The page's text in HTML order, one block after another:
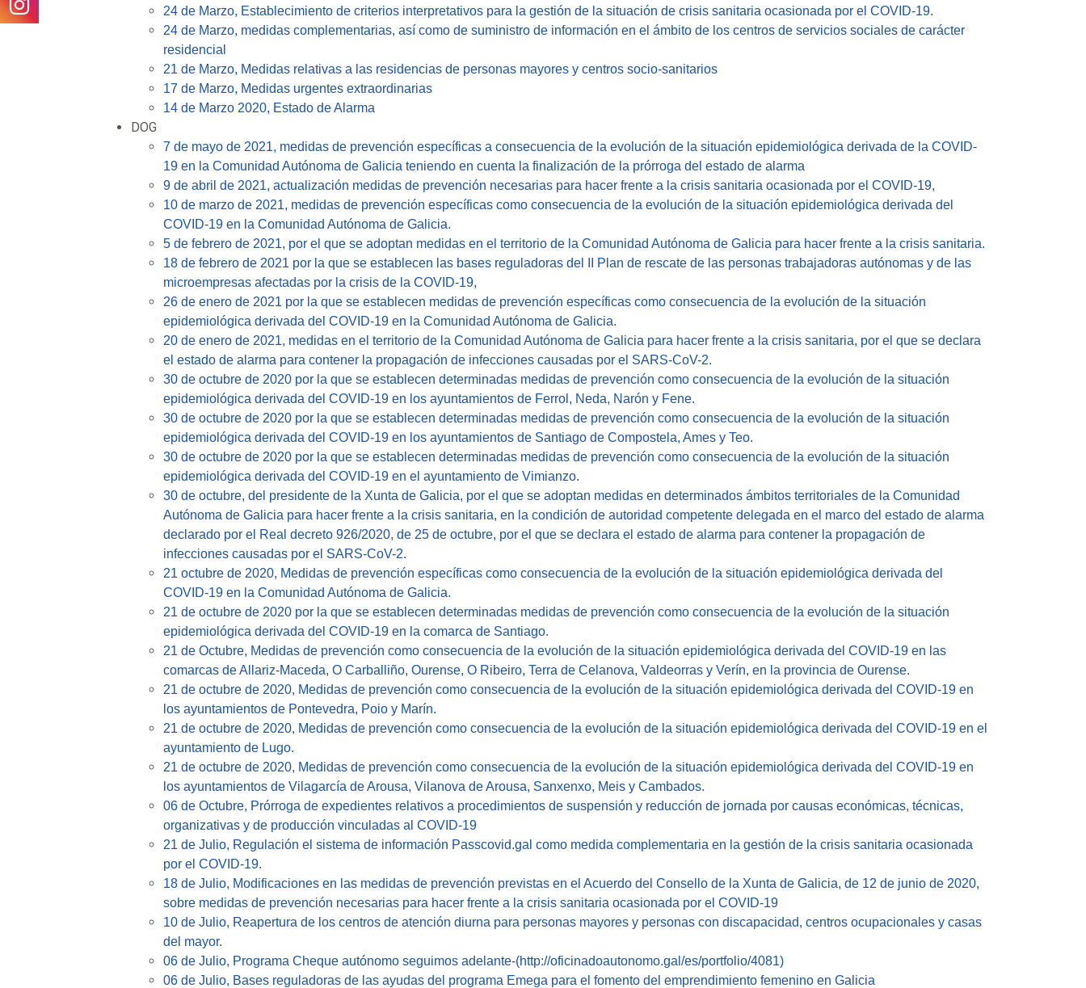
24 de Marzo, Establecimiento de criterios interpretativos para la gestión de la situación de crisis sanitaria ocasionada por el COVID-19.
24 de Marzo, medidas complementarias, así como de suministro de información en el ámbito de los centros de servicios sociales de carácter
residencial
21 de Marzo, Medidas relativas a las residencias de personas mayores y centros socio-sanitarios
17 de Marzo, Medidas urgentes extraordinarias
14 de Marzo 2020, Estado de Alarma
DOG
7 de mayo de 2021, medidas de prevención específicas a consecuencia de la evolución de la situación epidemiológica derivada de la COVID-
19 en la Comunidad Autónoma de Galicia teniendo en cuenta la finalización de la prórroga del estado de alarma
9 de abril de 2021, actualización medidas de prevención necesarias para hacer frente a la crisis sanitaria ocasionada por el COVID-19,
10 de marzo de 2021, medidas de prevención específicas como consecuencia de la evolución de la situación epidemiológica derivada del
COVID-19 en la Comunidad Autónoma de Galicia.
5 de febrero de 2021, por el que se adoptan medidas en el territorio de la Comunidad Autónoma de Galicia para hacer frente a la crisis sanitaria.
18 de febrero de 2021 por la que se establecen las bases reguladoras del II Plan de rescate de las personas trabajadoras autónomas y de las
microempresas afectadas por la crisis de la COVID-19,
26 de enero de 2021 por la que se establecen medidas de prevención específicas como consecuencia de la evolución de la situación
epidemiológica derivada del COVID-19 en la Comunidad Autónoma de Galicia.
20 de enero de 2021, medidas en el territorio de la Comunidad Autónoma de Galicia para hacer frente a la crisis sanitaria, por el que se declara
el estado de alarma para contener la propagación de infecciones causadas por el SARS-CoV-2.
30 de octubre de 2020 por la que se establecen determinadas medidas de prevención como consecuencia de la evolución de la situación
epidemiológica derivada del COVID-19 en los ayuntamientos de Ferrol, Neda, Narón y Fene.
30 de octubre de 2020 por la que se establecen determinadas medidas de prevención como consecuencia de la evolución de la situación
epidemiológica derivada del COVID-19 en los ayuntamientos de Santiago de Compostela, Ames y Teo.
30 de octubre de 2020 por la que se establecen determinadas medidas de prevención como consecuencia de la evolución de la situación
epidemiológica derivada del COVID-19 en el ayuntamiento de Vimianzo.
30 de octubre, del presidente de la Xunta de Galicia, por el que se adoptan medidas en determinados ámbitos territoriales de la Comunidad
Autónoma de Galicia para hacer frente a la crisis sanitaria, en la condición de autoridad competente delegada en el marco del estado de alarma
declarado por el Real decreto 926/2020, de 25 de octubre, por el que se declara el estado de alarma para contener la propagación de
infecciones causadas por el SARS-CoV-2.
21 octubre de 2020, Medidas de prevención específicas como consecuencia de la evolución de la situación epidemiológica derivada del
COVID-19 en la Comunidad Autónoma de Galicia.
21 de octubre de 2020 por la que se establecen determinadas medidas de prevención como consecuencia de la evolución de la situación
epidemiológica derivada del COVID-19 en la comarca de Santiago.
21 de Octubre, Medidas de prevención como consecuencia de la evolución de la situación epidemiológica derivada del COVID-19 en las
comarcas de Allariz-Maceda, O Carballiño, Ourense, O Ribeiro, Terra de Celanova, Valdeorras y Verín, en la provincia de Ourense.
21 de octubre de 2020, Medidas de prevención como consecuencia de la evolución de la situación epidemiológica derivada del COVID-19 en
los ayuntamientos de Pontevedra, Poio y Marín.
21 de octubre de 2020, Medidas de prevención como consecuencia de la evolución de la situación epidemiológica derivada del COVID-19 en el
ayuntamiento de Lugo.
21 de octubre de 2020, Medidas de prevención como consecuencia de la evolución de la situación epidemiológica derivada del COVID-19 en
los ayuntamientos de Vilagarcía de Arousa, Vilanova de Arousa, Sanxenxo, Meis y Cambados.
06 de Octubre, Prórroga de expedientes relativos a procedimientos de suspensión y reducción de jornada por causas económicas, técnicas,
organizativas y de producción vinculadas al COVID-19
21 de Julio, Regulación el sistema de información Passcovid.gal como medida complementaria en la gestión de la crisis sanitaria ocasionada
por el COVID-19.
18 de Julio, Modificaciones en las medidas de prevención previstas en el Acuerdo del Consello de la Xunta de Galicia, de 12 de junio de 2020,
sobre medidas de prevención necesarias para hacer frente a la crisis sanitaria ocasionada por el COVID-19
10 de Julio, Reapertura de los centros de atención diurna para personas mayores y personas con discapacidad, centros ocupacionales y casas
del mayor.
06 de Julio, Programa Cheque autónomo seguimos adelante-(http://oficinadoautonomo.gal/es/portfolio/4081)
06 de Julio, Bases reguladoras de las ayudas del programa Emega para el fomento del emprendimiento femenino en Galicia